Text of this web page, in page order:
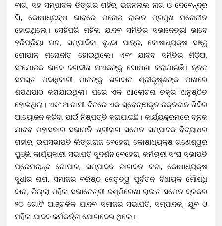
ବାଗ, ସହ ସମ୍ପାଦକ ଡିଙ୍ଗର ଗହିର, ଭଜନଲାଲ ନାଗ ଓ ଦେବେନ୍ଦ୍ର
ଘି, କୋଷାଧ୍ୟକ୍ଷ ଭାବରେ ମନୋଜ ରାଉତ ପ୍ରମୁଖ ମନୋନୀତ
ହୋଇଥିଲେ। ସେହିପରି ମହିଳା ଯାଦବ ସମିତିର ସଭାନେତ୍ରୀ ଭାବେ
ହରିପ୍ରିୟା ନାଗ, ସମ୍ପାଦିକା ବୃନ୍ଦା ପାତ୍ର, କୋଷାଧ୍ୟକ୍ଷ ସଞ୍ଜୁ
ଗୋପାଳ ମନୋନୀତ ହୋଇଥିଲେ। ଏବଂ ଯାଦବ ସମିତିର ମିଡ଼ିଆ
ସଂଯୋଜକ ଭାବେ ଜଗଦୀଶ ନାଏକଙ୍କୁ ଘୋଷଣା କରାଯାଇଛି। ନୂତନ
ସମସ୍ତ ପଦାଧିକାରୀ ମାନଙ୍କୁ ଭଗବାନ ଶ୍ରୀକୃଷ୍ଣଙ୍କ ପାଖରେ
ଶପଥପାଠ କରାଯାଇଥିଲା। ପରେ ଏକ ଆଲୋଚନା ଚକ୍ର ଅନୁଷ୍ଠିତ
ହୋଇଥିଲା। ଏବଂ ଆଗାମୀ ଦିନରେ ଏକ ସ୍ବେଚ୍ଛାକୃତ ରକ୍ତଦାନ ଶିବିର
ଆୟୋଜନ କରିବା ପାଇଁ ନିଷ୍ପତ୍ତି କରାଯାଇଛି। କାର୍ଯ୍ୟକ୍ରମରେ ବ୍ଳକ
ଯାଦବ ମହାସଭାର ସଭାପତି ଶ୍ରୀବାଗ ସମେତ ସମ୍ପାଦକ ବିଦ୍ୟାଧର
ଗହୀର, ଉପସଭାପତି ଲିଙ୍ଗରାଜ ବେହେରା, କୋଷାଧ୍ୟକ୍ଷ ଗଣେଶ୍ୱର
ପୁଞ୍ଜି, କାର୍ଯ୍ୟକାରୀ ସଭାପତି ସୁଦର୍ଶନ ବେହେରା, କର୍ମଚାରୀ ସଂଘ ସଭାପତି
ପ୍ରେମଚାନ୍ଦ ଗୋପାଳ, ସମ୍ପାଦକ ଭାଗବତ କଟା, କୋଷାଧ୍ୟକ୍ଷ
ସୁଧୀର ନାଗ, ସମାଜର ବରିଷ୍ଠ ନେତୃତ୍ୱ ପୂର୍ବତନ ବିଧାୟକ ମୌଷଧି
ବାଗ, ଜିଲ୍ଲା ମହିଳା ସଭାନେତ୍ରୀ ରଶ୍ମିରେଖା ରାଉତ ସମେତ ବ୍ଳକର
୨୦ ଗୋଟି ଆଞ୍ଚଳିକ ଯାଦବ ସମାଜର ସଭାପତି, ସମ୍ପାଦକ, ଯୁବ ଓ
ମହିଳା ଯାଦବ କର୍ମକର୍ତ୍ତା ଯୋଗଦେଇ ଥିଲେ।